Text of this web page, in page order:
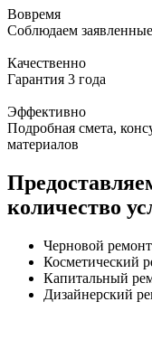
Вовремя
Соблюдаем
Качественно
Гарантия 3 года
Эффективно
Подробная смета,
материалов
количество
Черновой ремонт
Косметический
Капитальный
Дизайнерский